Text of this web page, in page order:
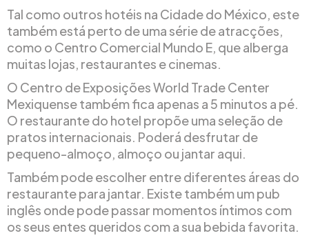
Tal como outros hotéis na Cidade do México, este
também está perto de uma série de atracções,
como o Centro Comercial Mundo E, que alberga
muitas lojas, restaurantes e cinemas.
O Centro de Exposições World Trade Center
Mexiquense também fica apenas a 5 minutos a pé.
O restaurante do hotel propõe uma seleção de
pratos internacionais. Poderá desfrutar de
pequeno-almoço, almoço ou jantar aqui.
Também pode escolher entre diferentes áreas do
restaurante para jantar. Existe também um pub
inglês onde pode passar momentos íntimos com
os seus entes queridos com a sua bebida favorita.